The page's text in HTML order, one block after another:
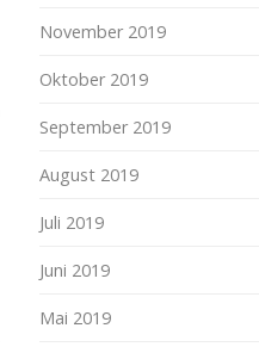
November 2019
Oktober 2019
September 2019
August 2019
Juli 2019
Juni 2019
Mai 2019